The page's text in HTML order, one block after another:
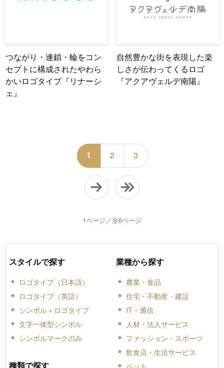
つながり・連鎖・輪をコン
セプトに構成されたやわら
かいロゴタイプ『リナーシ
ェ』
自然豊かな街を表現した楽
しさが伝わってくるロゴ
『アクアヴェルデ南陽』
1 2 3
1ページ／全6ページ
スタイルで探す
ロゴタイプ（日本語）
ロゴタイプ（英語）
シンボル＋ロゴタイプ
文字一体型シンボル
シンボルマークのみ
種類で探す
業種から探す
農業・食品
住宅・不動産・建設
IT・通信
人材・法人サービス
ファッション・スポーツ
飲食店・生活サービス
ペット